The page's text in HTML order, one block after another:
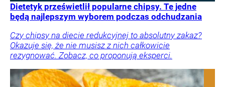
Dietetyk prześwietlił popularne chipsy. Te jedne
będą najlepszym wyborem podczas odchudzania
Czy chipsy na diecie redukcyjnej to absolutny zakaz?
Okazuje się, że nie musisz z nich całkowicie
rezygnować. Zobacz, co proponują eksperci.